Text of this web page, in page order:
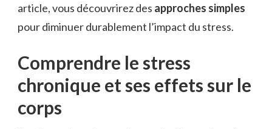
article, vous découvrirez des approches simples
pour diminuer durablement l’impact du stress.
Comprendre le stress
chronique et ses effets sur le
corps